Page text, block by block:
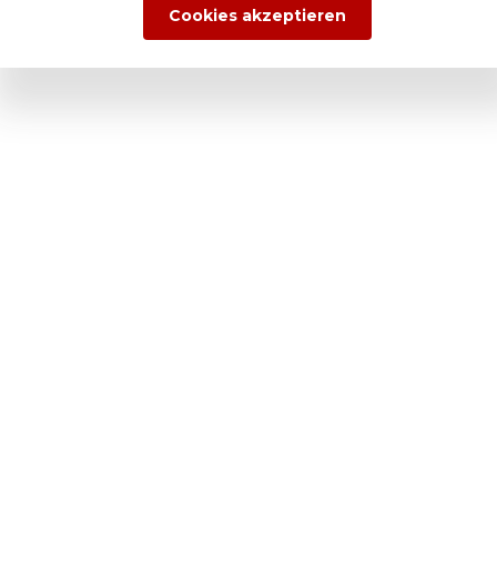
Cookies akzeptieren